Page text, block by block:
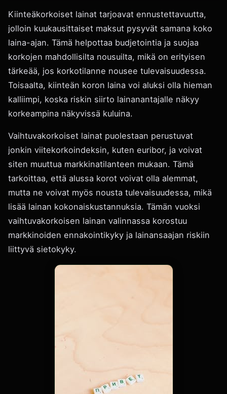
Kiinteäkorkoiset lainat tarjoavat ennustettavuutta,
jolloin kuukausittaiset maksut pysyvät samana koko
laina-ajan. Tämä helpottaa budjetointia ja suojaa
korkojen mahdollisilta nousuilta, mikä on erityisen
tärkeää, jos korkotilanne nousee tulevaisuudessa.
Toisaalta, kiinteän koron laina voi aluksi olla hieman
kalliimpi, koska riskin siirto lainanantajalle näkyy
korkeampina näkyvissä kuluina.
Vaihtuvakorkoiset lainat puolestaan perustuvat
jonkin viitekorkoindeksin, kuten euribor, ja voivat
siten muuttua markkinatilanteen mukaan. Tämä
tarkoittaa, että alussa korot voivat olla alemmat,
mutta ne voivat myös nousta tulevaisuudessa, mikä
lisää lainan kokonaiskustannuksia. Tämän vuoksi
vaihtuvakorkoisen lainan valinnassa korostuu
markkinoiden ennakointikyky ja lainansaajan riskiin
liittyvä sietokyky.